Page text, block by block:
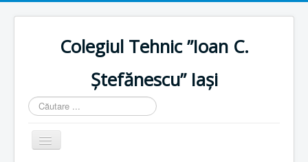
Colegiul Tehnic ”Ioan C.
Ștefănescu” Iași
Căutare
...
Comută
navigarea